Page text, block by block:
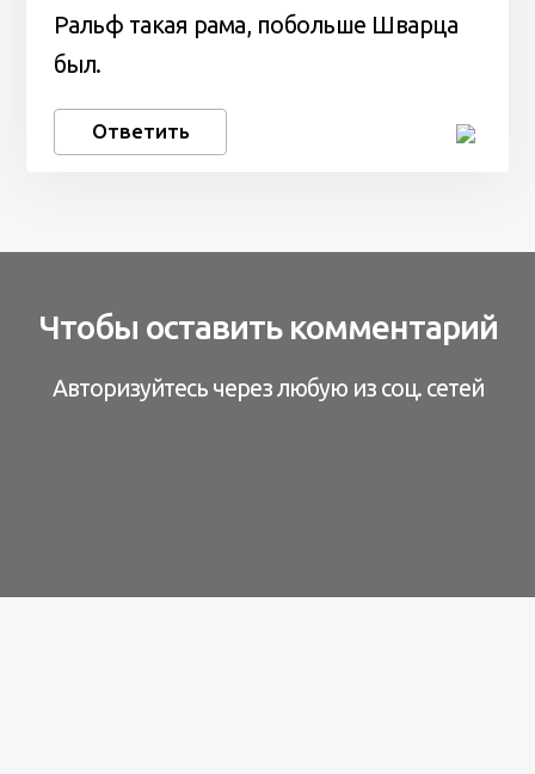
Ральф такая рама, побольше Шварца
был.
Ответить
Чтобы оставить комментарий
Авторизуйтесь через любую из соц. сетей